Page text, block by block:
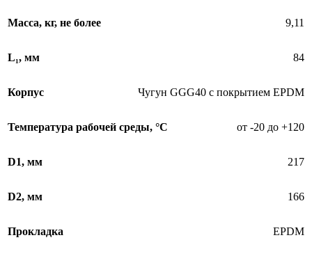
Масса, кг, не более 9,11
L₁, мм 84
Корпус Чугун GGG40 с покрытием EPDM
Температура рабочей среды, °С от -20 до +120
D1, мм 217
D2, мм 166
Прокладка EPDM